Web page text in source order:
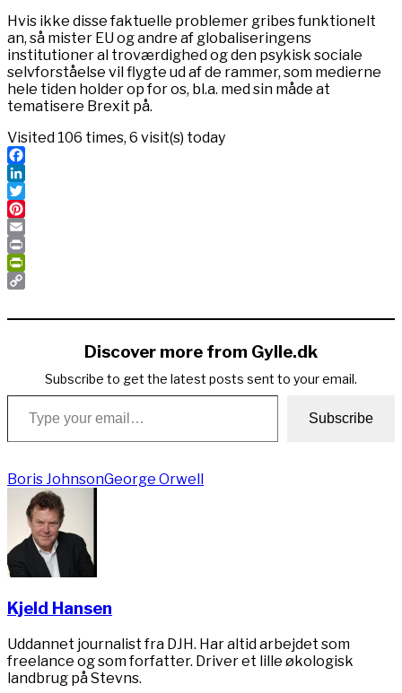
Hvis ikke disse faktuelle problemer gribes funktionelt
an, så mister EU og andre af globaliseringens
institutioner al troværdighed og den psykisk sociale
selvforståelse vil flygte ud af de rammer, som medierne
hele tiden holder op for os, bl.a. med sin måde at
tematisere Brexit på.
Visited 106 times, 6 visit(s) today
Facebook
LinkedIn
Twitter
Pinterest
Email
Print
PrintFriendly
Link
Discover more from Gylle.dk
Subscribe to get the latest posts sent to your email.
Type your email…
Subscribe
Boris JohnsonGeorge Orwell
Kjeld Hansen
Uddannet journalist fra DJH. Har altid arbejdet som
freelance og som forfatter. Driver et lille økologisk
landbrug på Stevns.